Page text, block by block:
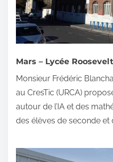
Mars – Lycée
Monsieur Frédéric
au CresTic (URCA)
autour de l’IA et des
des élèves de seconde et